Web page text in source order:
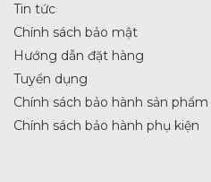
Tin tức
Chính sách bảo mật
Hướng dẫn đặt hàng
Tuyển dụng
Chính sách bảo hành sản phẩm
Chính sách bảo hành phụ kiện